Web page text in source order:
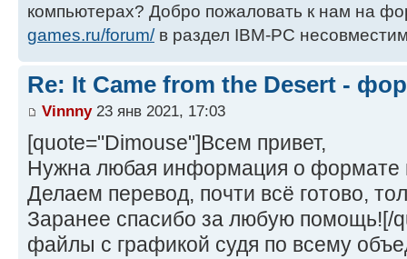
компьютерах? Добро пожаловать к нам на
games.ru/forum/в раздел IBM-PC
Re: It Came from the Desert -
Vinnny23 янв 2021, 17:03
[quote="Dimouse"]Всем привет,
Нужна любая информация о формате
Делаем перевод, почти всё готово,
Заранее спасибо за любую помощь![/
файлы с графикой судя по всему